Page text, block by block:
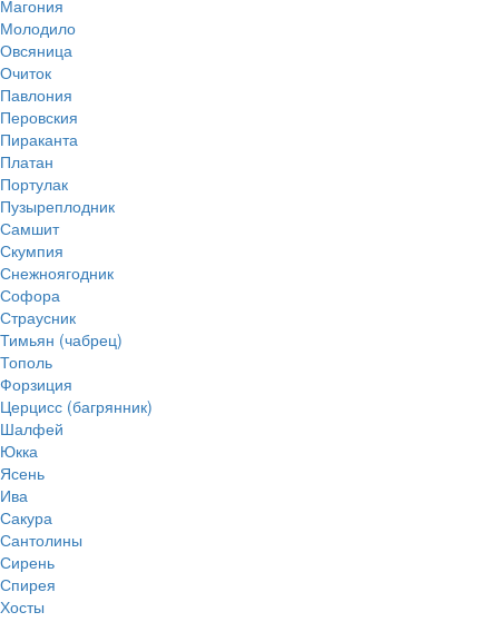
Магония
Молодило
Овсяница
Очиток
Павлония
Перовския
Пираканта
Платан
Портулак
Пузыреплодник
Самшит
Скумпия
Снежноягодник
Софора
Страусник
Тимьян (чабрец)
Тополь
Форзиция
Церцисс (багрянник)
Шалфей
Юкка
Ясень
Ива
Сакура
Сантолины
Сирень
Спирея
Хосты